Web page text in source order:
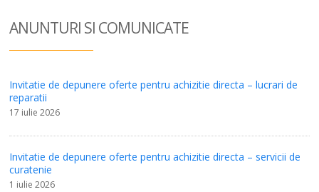
ANUNTURI SI COMUNICATE
Invitatie de depunere oferte pentru achizitie directa – lucrari de
reparatii
17 iulie 2026
Invitatie de depunere oferte pentru achizitie directa – servicii de
curatenie
1 iulie 2026